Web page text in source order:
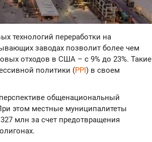
технологий переработки на
заводах позволит более чем
отходов в США – с 9% до 23%. Такие
политики (PPI) в своем
общенациональный
этом местные муниципалитеты
млн за счет предотвращения